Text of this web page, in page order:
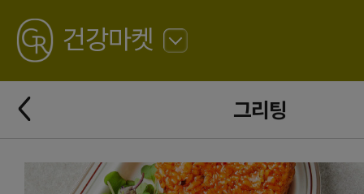
GREATING
건강마켓
로
그리팅
뒤
로
가